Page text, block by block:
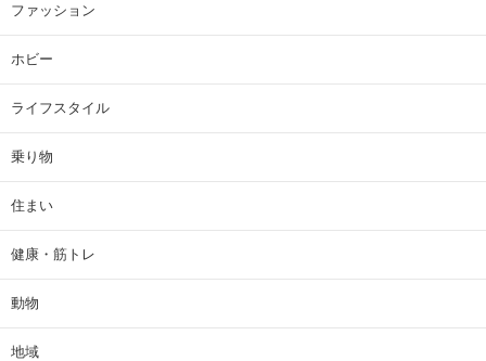
ファッション
ホビー
ライフスタイル
乗り物
住まい
健康・筋トレ
動物
地域